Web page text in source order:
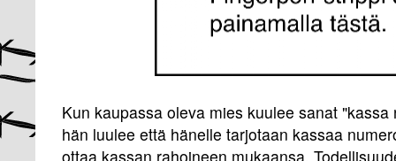
Kun kaupassa oleva mies kuulee sanat
hän luulee että hänelle tarjotaan kassaa
ottaa kassan rahoineen mukaansa.